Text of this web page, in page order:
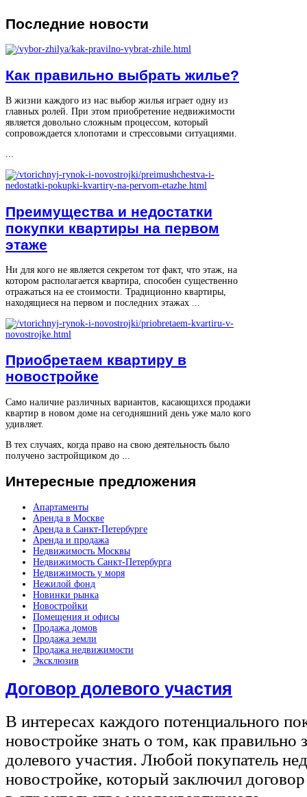
Последние новости
Как правильно выбрать жилье?
В жизни каждого из нас выбор жилья играет одну из
главных ролей. При этом приобретение недвижимости
является довольно сложным процессом, который
сопровождается хлопотами и стрессовыми ситуациями.
...
Преимущества и недостатки
покупки квартиры на первом
этаже
Ни для кого не является секретом тот факт, что этаж, на
котором располагается квартира, способен существенно
отражаться на ее стоимости. Традиционно квартиры,
находящиеся на первом и последних этажах ...
Приобретаем квартиру в
новостройке
Само наличие различных вариантов, касающихся продажи
квартир в новом доме на сегодняшний день уже мало кого
удивляет.
В тех случаях, когда право на свою деятельность было
получено застройщиком до ...
Интересные предложения
Апартаменты
Аренда в Москве
Аренда в Санкт-Петербурге
Аренда и продажа
Недвижимость Москвы
Недвижимость Санкт-Петербурга
Недвижимость у моря
Нежилой фонд
Новинки рынка
Новостройки
Помещения и офисы
Продажа домов
Продажа земли
Продажа недвижимости
Эксклюзив
Договор долевого участия
В интересах каждого потенциального
новостройке знать о том, как правильно
долевого участия. Любой покупатель
новостройке, который заключил